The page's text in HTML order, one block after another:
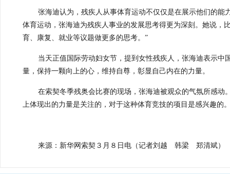
张海迪认为，残疾人从事体育运动不仅仅是在展示他们的
体育运动，张海迪为残疾人事业的发展思考得更为深刻。她说，
育、康复、就业等议题做更多的思考。”
当天正值国际劳动妇女节，提到女性残疾人，张海迪表示
量，保持一颗向上的心，维持自尊，彰显自己内在的力量。
在索契冬季残奥会比赛的现场，张海迪被观众的气氛所感
上体现出的力量是关注的，对于这种体育竞技的项目是感兴趣的
来源：新华网索契３月８日电（记者刘越 韩梁 郑清斌）